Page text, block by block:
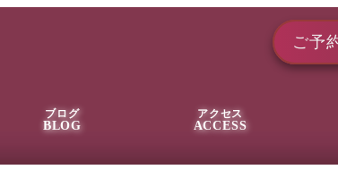
ご予
ブログ
BLOG
アクセス
ACCESS